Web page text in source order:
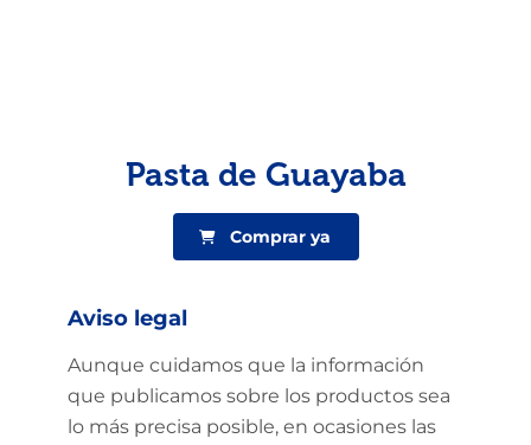
Pasta de Guayaba
Comprar ya
Aviso legal
Aunque cuidamos que la información
que publicamos sobre los productos sea
lo más precisa posible, en ocasiones las